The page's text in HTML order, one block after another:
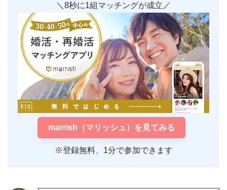
＼8秒に1組マッチングが成立／
marrish（マリッシュ）を見てみる
※登録無料、1分で参加できます